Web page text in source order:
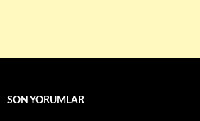
SON YORUMLAR